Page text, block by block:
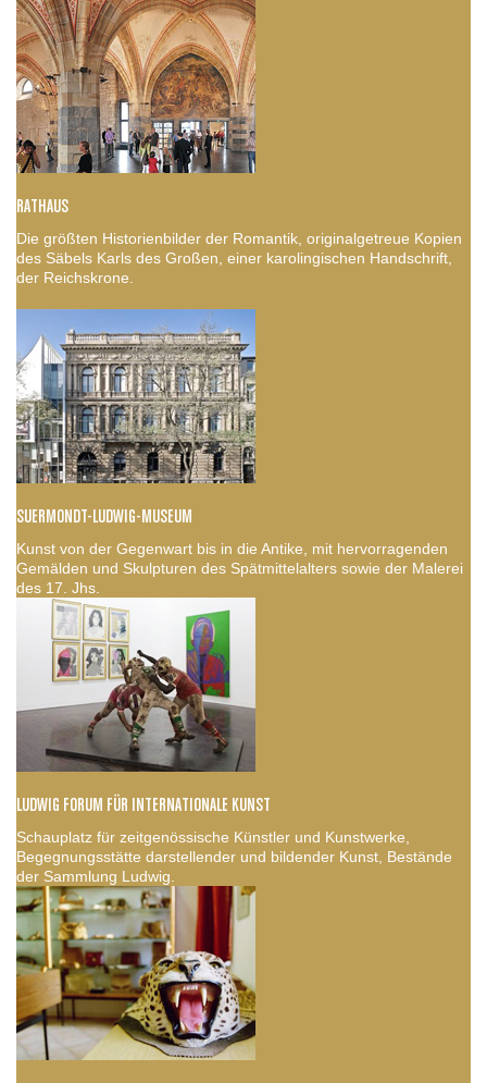
RATHAUS
Die größten Historienbilder der Romantik, originalgetreue Kopien
des Säbels Karls des Großen, einer karolingischen Handschrift,
der Reichskrone.
SUERMONDT-LUDWIG-MUSEUM
Kunst von der Gegenwart bis in die Antike, mit hervorragenden
Gemälden und Skulpturen des Spätmittelalters sowie der Malerei
des 17. Jhs.
LUDWIG FORUM FÜR INTERNATIONALE KUNST
Schauplatz für zeitgenössische Künstler und Kunstwerke,
Begegnungsstätte darstellender und bildender Kunst, Bestände
der Sammlung Ludwig.